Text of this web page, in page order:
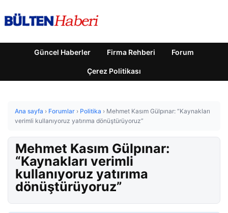
Güncel Haberler Firma Rehberi Forum
Çerez Politikası
Ana sayfa › Forumlar › Politika › Mehmet Kasım Gülpınar: “Kaynakları
verimli kullanıyoruz yatırıma dönüştürüyoruz”
Mehmet Kasım Gülpınar:
“Kaynakları verimli
kullanıyoruz yatırıma
dönüştürüyoruz”